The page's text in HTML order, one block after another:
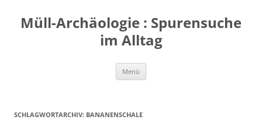
springen
Müll-Archäologie : Spurensuche
im Alltag
Menü
SCHLAGWORTARCHIV: BANANENSCHALE